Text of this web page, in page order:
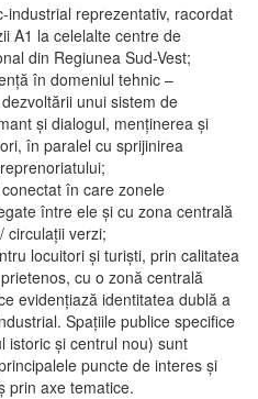
industrial reprezentativ, racordat
A1 la celelalte centre de
din Regiunea Sud-Vest;
în domeniul tehnic –
unui sistem de
şi dialogul, menţinerea şi
în paralel cu sprijinirea
în care zonele
între ele şi cu zona centrală
circulații verzi;
locuitori şi turişti, prin calitatea
cu o zonă centrală
evidenţiază identitatea dublă a
Spaţiile publice specifice
istoric şi centrul nou) sunt
puncte de interes şi
prin axe tematice.